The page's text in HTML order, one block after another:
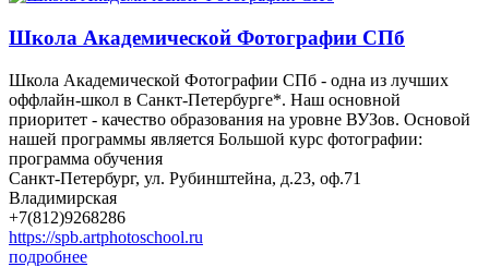
Школа Академической Фотографии СПб
Школа Академической Фотографии СПб - одна из лучших
оффлайн-школ в Санкт-Петербурге*. Наш основной
приоритет - качество образования на уровне ВУЗов. Основой
нашей программы является Большой курс фотографии:
программа обучения
Санкт-Петербург, ул. Рубинштейна, д.23, оф.71
Владимирская
+7(812)9268286
https://spb.artphotoschool.ru
подробнее